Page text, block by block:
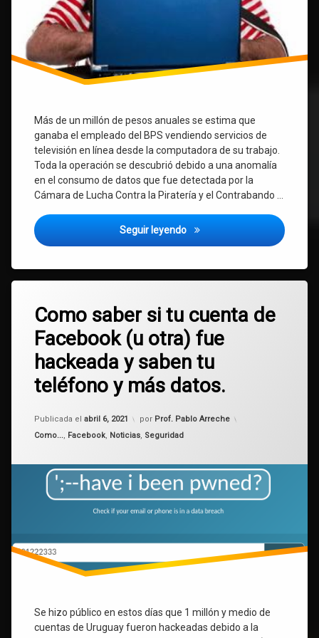
Más de un millón de pesos anuales se estima que
ganaba el empleado del BPS vendiendo servicios de
televisión en línea desde la computadora de su trabajo.
Toda la operación se descubrió debido a una anomalía
en el consumo de datos que fue detectada por la
Cámara de Lucha Contra la Piratería y el Contrabando …
Seguir leyendo Robo de datos: un
Como saber si tu cuenta de
Facebook (u otra) fue
hackeada y saben tu
teléfono y más datos.
Publicada el abril 6, 2021
Actualizado el abril 6, 2021
por Prof. Pablo Arreche
Categorías:
Como..., Facebook, Noticias, Seguridad
Se hizo público en estos días que 1 millón y medio de
cuentas de Uruguay fueron hackeadas debido a la
correo
Facebook
hackeo
un
comentario
en
Como
saber
si
tu
Facebook
(u
hackeada
saben
más
datos.